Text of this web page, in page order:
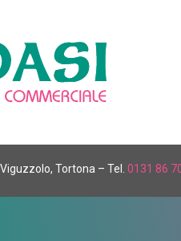
Tortona – Tel. 0131 86